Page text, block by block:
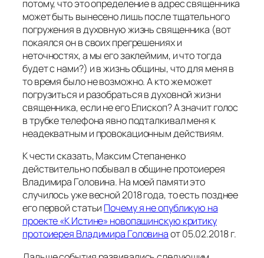
потому, что это определение в адрес священника
может быть вынесено лишь после тщательного
погружения в духовную жизнь священника (вот
покаялся он в своих прегрешениях и
неточностях, а мы его заклеймим, и что тогда
будет с нами?) и в жизнь общины, что для меня в
то время было не возможно. А кто же может
погрузиться и разобраться в духовной жизни
священника, если не его Епископ? А значит голос
в трубке телефона явно подталкивал меня к
неадекватным и провокационным действиям.
К чести сказать, Максим Степаненко
действительно побывал в общине протоиерея
Владимира Головина. На моей памяти это
случилось уже весной 2018 года, то есть позднее
его первой статьи Почему я не опубликую на
проекте «К Истине» новопашинскую критику
протоиерея Владимира Головинаот 05.02.2018 г.